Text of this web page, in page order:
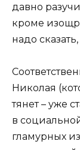
давно
кроме
надо
Николая
тянет – уже
в
гламурных